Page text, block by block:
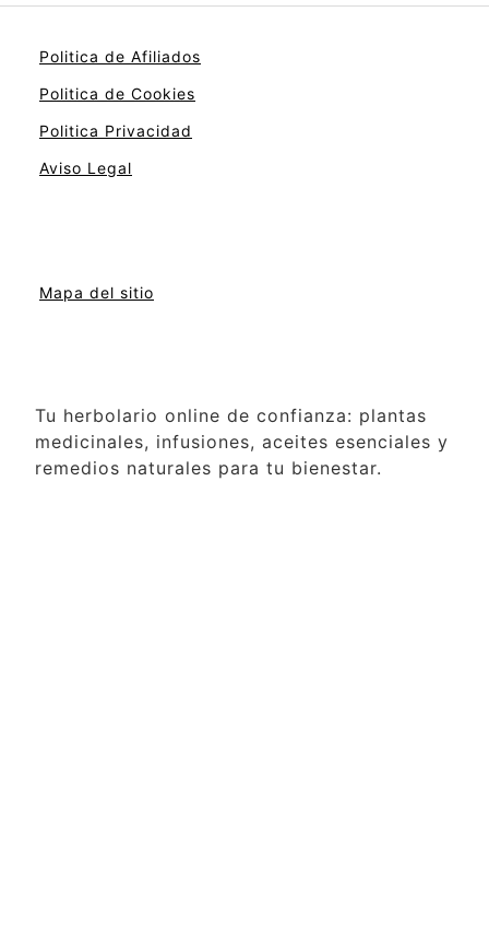
Politica de Afiliados
Politica de Cookies
Politica Privacidad
Aviso Legal
Mapa del sitio
Tu herbolario online de confianza: plantas
medicinales, infusiones, aceites esenciales y
remedios naturales para tu bienestar.